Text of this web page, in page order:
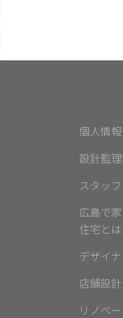
個人情
設計監
スタッ
広島で
住宅とは
デザイ
店舗設
リノベ